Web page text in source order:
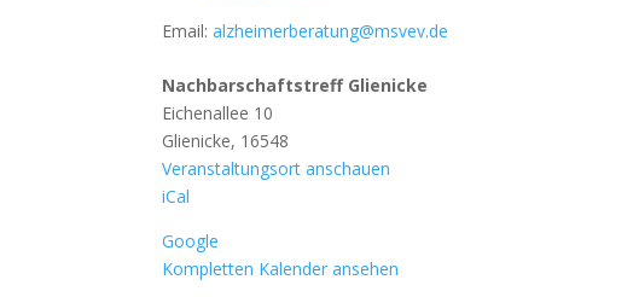
Email:alzheimerberatung@msvev.de
Nachbarschaftstreff Glienicke
Eichenallee 10
Glienicke, 16548
Veranstaltungsort anschauen
iCal
Google
Kompletten Kalender ansehen